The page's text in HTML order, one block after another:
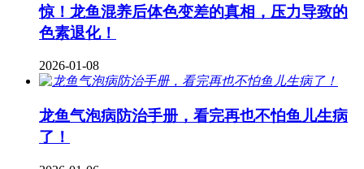
惊！龙鱼混养后体色变差的真相，压力导致的
色素退化！
2026-01-08
龙鱼气泡病防治手册，看完再也不怕鱼儿生病
了！